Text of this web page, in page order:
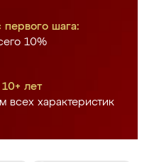
шага:
10%
лет
всех характеристик